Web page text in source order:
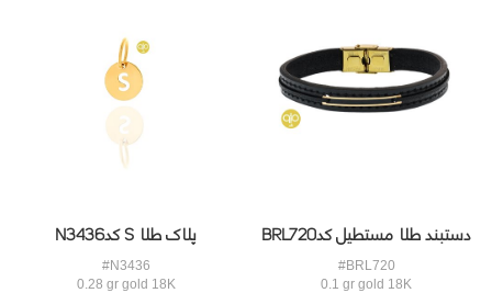
دستبند طلا مستطیل کدBRL720
#BRL720
0.1 gr gold 18K
پلاک طلا S کدN3436
#N3436
0.28 gr gold 18K